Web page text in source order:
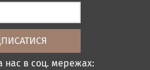
покупки
нас в соц. мережах: